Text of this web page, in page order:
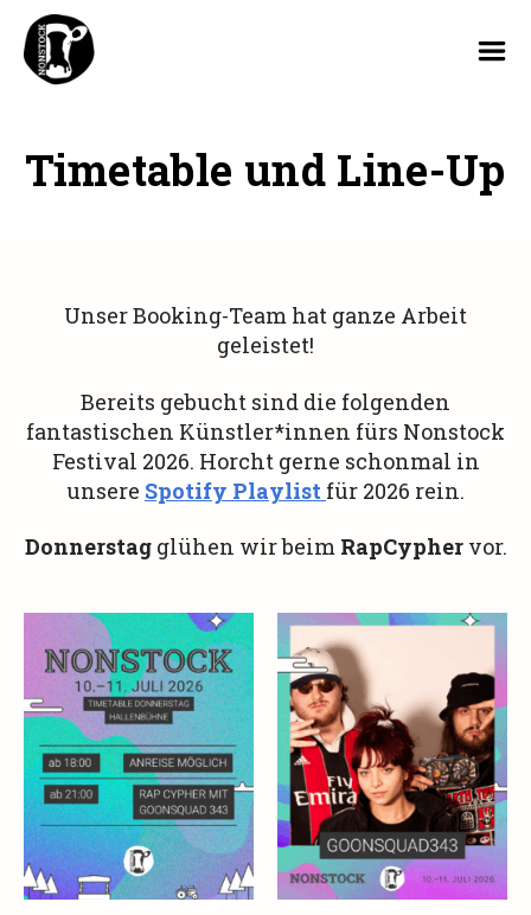
Timetable und Line-Up
Unser Booking-Team hat ganze Arbeit
geleistet!
Bereits gebucht sind die folgenden
fantastischen Künstler*innen fürs Nonstock
Festival 2026. Horcht gerne schonmal in
unsere Spotify Playlist für 2026 rein.
Donnerstag glühen wir beim RapCypher vor.